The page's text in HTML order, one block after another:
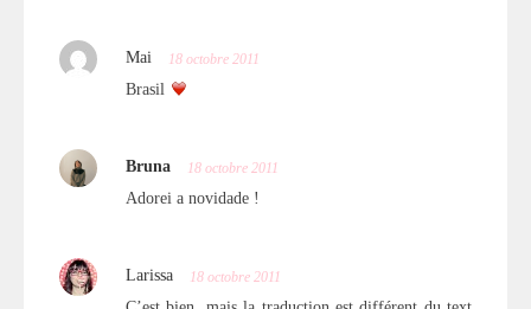
Mai 18 octobre 2011
Brasil
Bruna 18 octobre 2011
Adorei a novidade !
Larissa 18 octobre 2011